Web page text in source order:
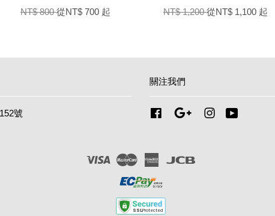
NT$ 800從NT$ 700 起 NT$ 1,200從NT$ 1,100 起
號
關注我們
Facebook Google Instagram
Visa Master American